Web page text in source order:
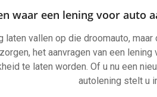
waar een lening voor auto
laten vallen op die droomauto,
het aanvragen van een
te laten worden. Of u nu een
autolening stelt u